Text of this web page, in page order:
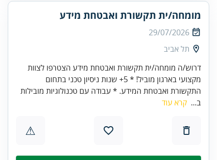
מומחה/ית תקשורת ואבטחת מידע
29/07/2026
תל אביב
דרוש/ה מומחה/ית תקשורת ואבטחת מידע הצטרפו לצוות
מקצועי בארגון מוביל! * 5+ שנות ניסיון טכני בתחום
התקשורת ואבטחת המידע. * עבודה עם טכנולוגיות מובילות
ב... קרא עוד
⚠